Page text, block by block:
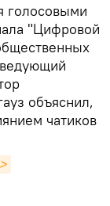
голосовыми
"Цифровой
объяснил,
чатиков